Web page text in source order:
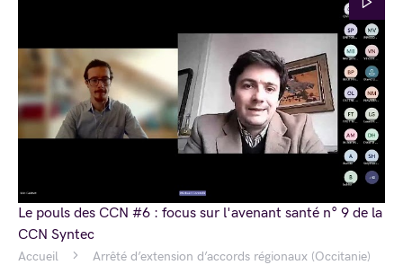
Accueil
Arrêté d’extension d’accords régionaux (Occitanie)
Le pouls des CCN #6 : focus sur l'avenant santé n° 9 de la
CCN Syntec